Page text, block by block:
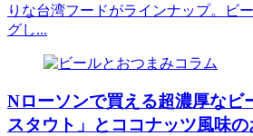
りな台湾フードがラインナップ。ビ
グし...
コラム
Nローソンで買える超濃厚なビ
スタウト」とココナッツ風味